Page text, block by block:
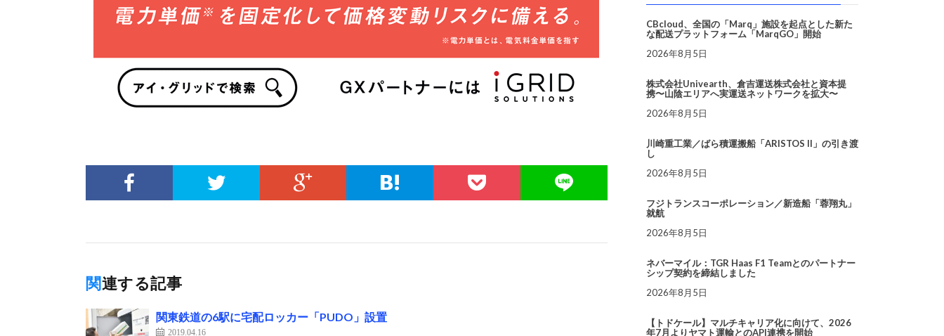
関連する記事
関東鉄道の6駅に宅配ロッカー「PUDO」設置
2019.04.16
CBcloud、全国の「Marq」施設を起点とした新た
な配送プラットフォーム「MarqGO」開始
2026年8月5日
株式会社Univearth、倉吉運送株式会社と資本提
携〜山陰エリアへ実運送ネットワークを拡大〜
2026年8月5日
川崎重工業／ばら積運搬船「ARISTOS II」の引き渡
し
2026年8月5日
フジトランスコーポレーション／新造船「蓉翔丸」
就航
2026年8月5日
ネバーマイル：TGR Haas F1 Teamとのパートナー
シップ契約を締結しました
2026年8月5日
【トドケール】マルチキャリア化に向けて、2026
年7月よりヤマト運輸とのAPI連携を開始